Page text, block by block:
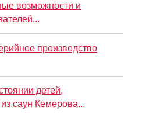
возможности и
производство
детей,
саун Кемерова...